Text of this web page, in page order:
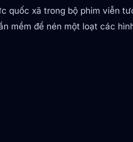
quốc xã trong bộ phim viễn
mềm để nén một loạt các